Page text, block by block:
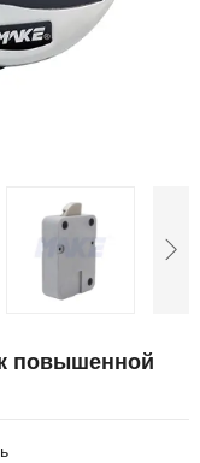
повышенной